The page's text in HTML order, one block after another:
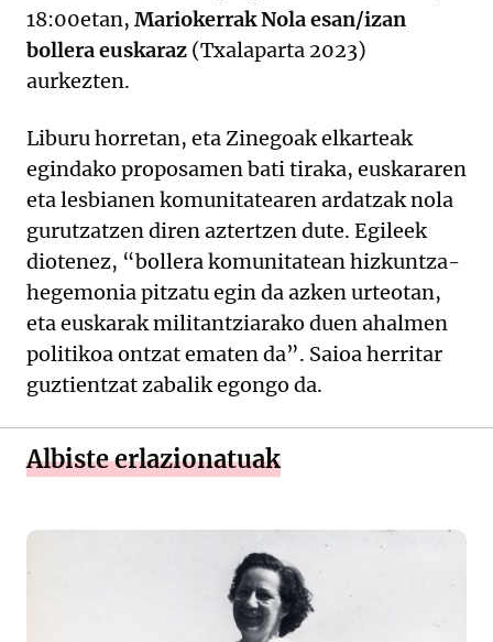
18:00etan, Mariokerrak Nola esan/izan
bollera euskaraz (Txalaparta 2023)
aurkezten.
Liburu horretan, eta Zinegoak elkarteak
egindako proposamen bati tiraka, euskararen
eta lesbianen komunitatearen ardatzak nola
gurutzatzen diren aztertzen dute. Egileek
diotenez, “bollera komunitatean hizkuntza-
hegemonia pitzatu egin da azken urteotan,
eta euskarak militantziarako duen ahalmen
politikoa ontzat ematen da”. Saioa herritar
guztientzat zabalik egongo da.
Albiste erlazionatuak